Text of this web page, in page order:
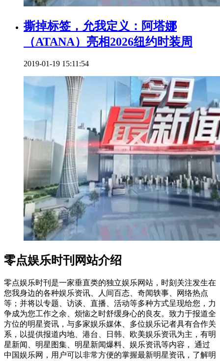
撕掉标签，允我定义：阿塔娜
（ATANA）亮相2026纽约时装周
2019-01-19 15:11:54
零点娱乐时刊网站介绍
零点娱乐时刊是一家垂直类的独立娱乐网站，时刻关注发生在
您我身边的各种娱乐资讯、人间百态、奇闻轶事、网络热点
等；并将以专题、访谈、直播、活动等多种方式呈现给您，力
争成为您工作之余、烦恼之时舒缓身心的良友。致力于报道全
方位的明星资讯，与多家娱乐媒体、多位娱乐记者具有合作关
系，以提供报道内地、港台、日韩、欧美娱乐资讯为主，有明
星新闻、明星图集、明星新闻爆料、娱乐资讯等内容， 通过
中国娱乐网，用户可以非常方便的掌握最新明星资讯，了解明